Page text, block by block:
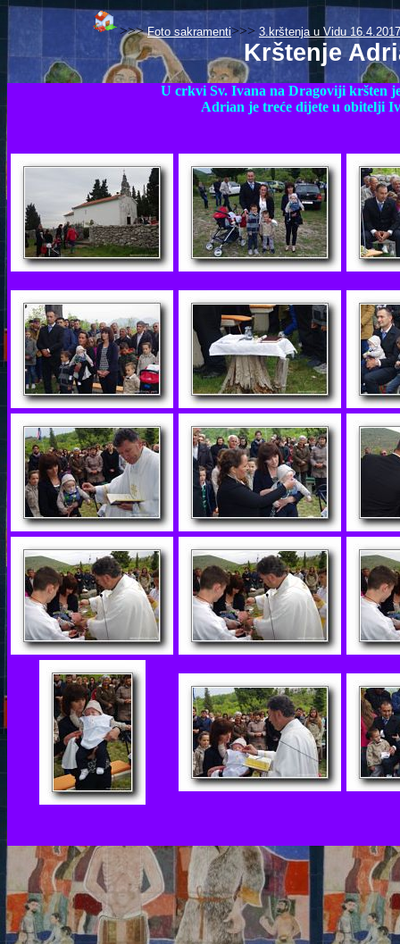
>>>Foto sakramenti>>> 3.krštenja u Vidu 16.4.2017
Krštenje
U crkvi Sv. Ivana na Dragoviji kršten
Adrian je treće dijete u obitelji